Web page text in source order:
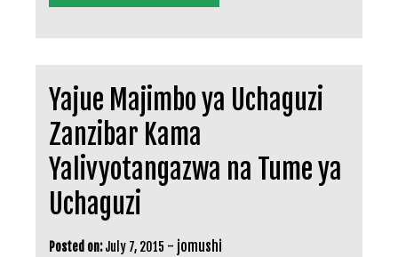
Yajue Majimbo ya Uchaguzi
Zanzibar Kama
Yalivyotangazwa na Tume ya
Uchaguzi
Posted on: July 7, 2015 - jomushi